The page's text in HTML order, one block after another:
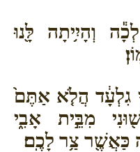
וְהָיִ֥יתָה לָּ֖נוּ
גִלְעָ֔ד הֲלֹ֤א אַתֶּם֙
מִבֵּ֣ית אָבִ֑י
כַּאֲשֶׁ֖ר צַ֥ר לָכֶֽם׃